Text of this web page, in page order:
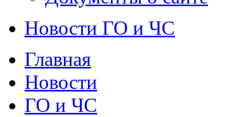
Новости ГО и ЧС
Главная
Новости
ГО и ЧС